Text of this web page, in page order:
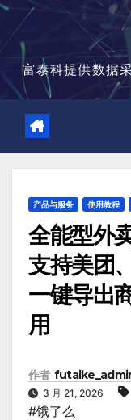
跳
富泰科提供数据
产品与服务 使用教程
全能型外
支持美团
一键导出
用
作者
3 月 21, 2026
#饿了么